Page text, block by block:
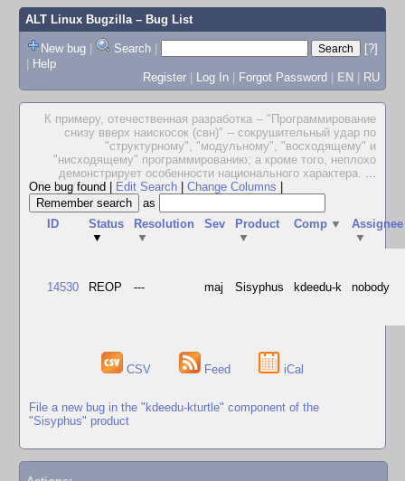
ALT Linux Bugzilla– Bug List
New bug | Search |
[?]
| Help
Register | Log In | Forgot Password | EN | RU
К примеру, отечественная разработка -- "Программирование
снизу вверх наискосок (свн)" -- сокрушительный удар по
"структурному", "модульному", "восходящему" и
"нисходящему" программированию; а кроме того, неплохо
демонстрирует особенности национального характера. ...
One bug found
Edit Search Change Columns
as
ID
Status
▼
Resolution
▼
Sev
Product
▼
Comp ▼
Assignee
▼
14530 REOP --- maj Sisyphus kdeedu-k nobody
CSV Feed iCal
File a new bug in the "kdeedu-kturtle" component of the
"Sisyphus" product